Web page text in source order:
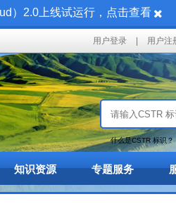
）2.0上线试运行，点击查看
用户登录 用户注
什么是CSTR 标识？
知识资源 专题服务